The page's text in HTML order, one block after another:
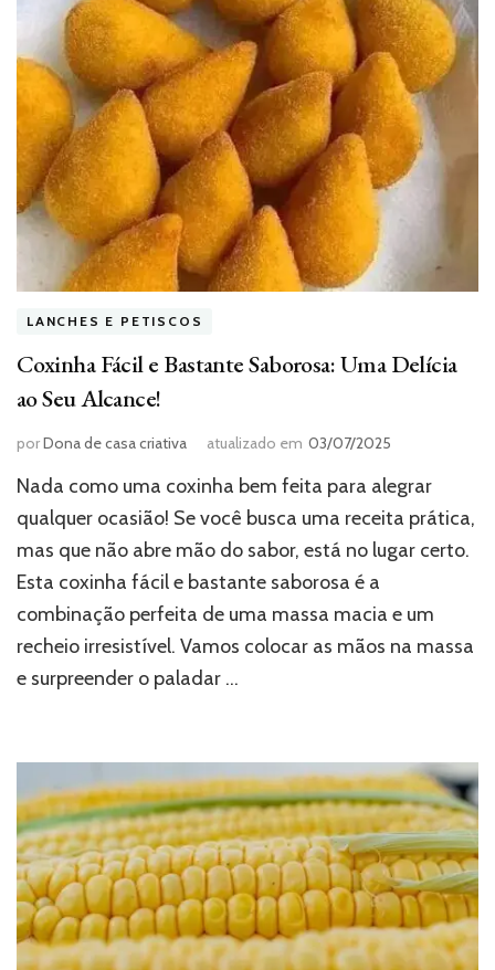
LANCHES E PETISCOS
Coxinha Fácil e Bastante Saborosa: Uma Delícia
ao Seu Alcance!
porDona de casa criativa atualizado em 03/07/2025
Nada como uma coxinha bem feita para alegrar
qualquer ocasião! Se você busca uma receita prática,
mas que não abre mão do sabor, está no lugar certo.
Esta coxinha fácil e bastante saborosa é a
combinação perfeita de uma massa macia e um
recheio irresistível. Vamos colocar as mãos na massa
e surpreender o paladar …